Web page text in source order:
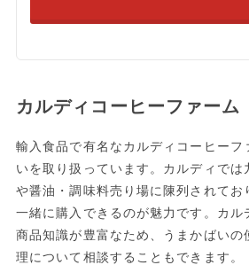
カルディコーヒーファーム
輸入食品で有名なカルディコーヒーフ
いを取り扱っています。カルディでは
や醤油・調味料売り場に陳列されてお
一緒に購入できるのが魅力です。カル
商品知識が豊富なため、うまかばいの
理について相談することもできます。